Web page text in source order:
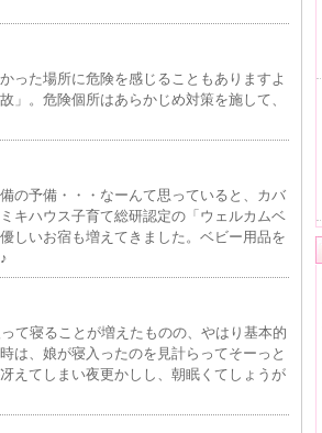
った場所に危険を感じることもありますよ
」。危険個所はあらかじめ対策を施して、
の予備・・・なーんて思っていると、カバ
キハウス子育て総研認定の「ウェルカムベ
しいお宿も増えてきました。ベビー用品を
て寝ることが増えたものの、やはり基本的
は、娘が寝入ったのを見計らってそーっと
えてしまい夜更かしし、朝眠くてしょうが